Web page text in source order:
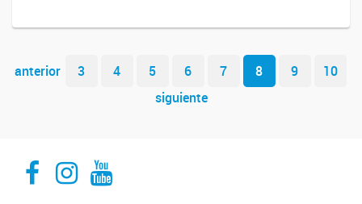
Navegador de artículos
anterior 3 4 5 6 7 8 9
10
siguiente
INECOA CONICET UNJuINECOA CONICET UNJuINECOA CONICET UNJu